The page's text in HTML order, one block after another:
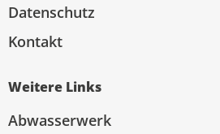
Datenschutz
Kontakt
Weitere Links
Abwasserwerk